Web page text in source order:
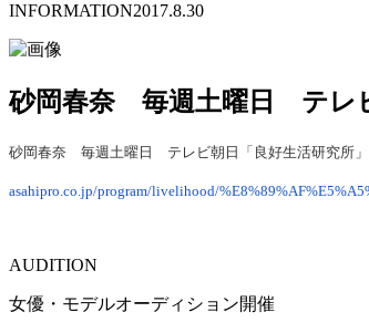
INFORMATION2017.8.30
砂岡春奈 毎週土曜日 テレ
砂岡春奈 毎週土曜日 テレビ朝日「良好生活研究所」
asahipro.co.jp/program/livelihood/
AUDITION
女優・モデルオーディション開催